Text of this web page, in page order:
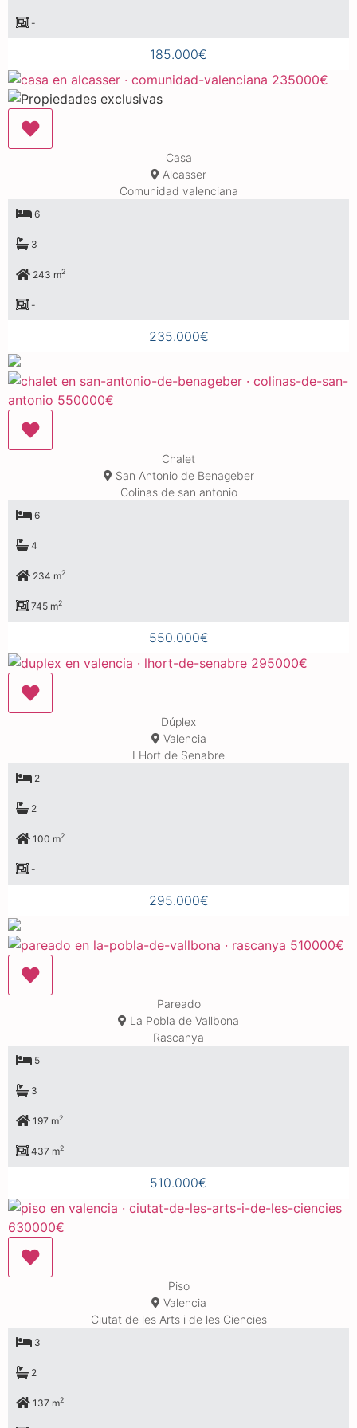
-
185.000€
Casa
Alcasser
Comunidad valenciana
6
3
243 m2
-
235.000€
Chalet
San Antonio de Benageber
Colinas de san antonio
6
4
234 m2
745 m2
550.000€
Dúplex
Valencia
LHort de Senabre
2
2
100 m2
-
295.000€
Pareado
La Pobla de Vallbona
Rascanya
5
3
197 m2
437 m2
510.000€
Piso
Valencia
Ciutat de les Arts i de les Ciencies
3
2
137 m2